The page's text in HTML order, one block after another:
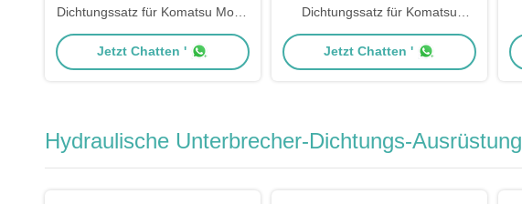
Dichtungssatz für Komatsu Motor
Grader GD825A-2
Jetzt Chatten '
Dichtungssatz für Komatsu
Bagger PW200-1 PW210-1
Jetzt Chatten '
Hydraulische Unterbrecher-Dichtungs-Ausrüstung